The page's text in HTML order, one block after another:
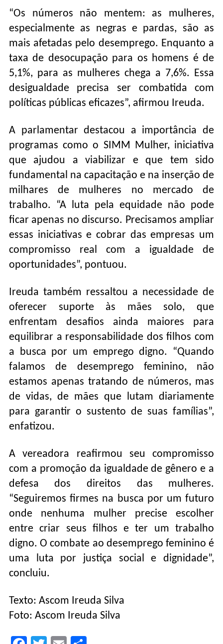
“Os números não mentem: as mulheres,
especialmente as negras e pardas, são as
mais afetadas pelo desemprego. Enquanto a
taxa de desocupação para os homens é de
5,1%, para as mulheres chega a 7,6%. Essa
desigualdade precisa ser combatida com
políticas públicas eficazes”, afirmou Ireuda.
A parlamentar destacou a importância de
programas como o SIMM Mulher, iniciativa
que ajudou a viabilizar e que tem sido
fundamental na capacitação e na inserção de
milhares de mulheres no mercado de
trabalho. “A luta pela equidade não pode
ficar apenas no discurso. Precisamos ampliar
essas iniciativas e cobrar das empresas um
compromisso real com a igualdade de
oportunidades”, pontuou.
Ireuda também ressaltou a necessidade de
oferecer suporte às mães solo, que
enfrentam desafios ainda maiores para
equilibrar a responsabilidade dos filhos com
a busca por um emprego digno. “Quando
falamos de desemprego feminino, não
estamos apenas tratando de números, mas
de vidas, de mães que lutam diariamente
para garantir o sustento de suas famílias”,
enfatizou.
A vereadora reafirmou seu compromisso
com a promoção da igualdade de gênero e a
defesa dos direitos das mulheres.
“Seguiremos firmes na busca por um futuro
onde nenhuma mulher precise escolher
entre criar seus filhos e ter um trabalho
digno. O combate ao desemprego feminino é
uma luta por justiça social e dignidade”,
concluiu.
Texto: Ascom Ireuda Silva
Foto: Ascom Ireuda Silva